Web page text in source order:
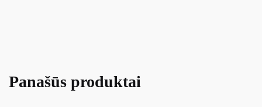
Panašūs produktai